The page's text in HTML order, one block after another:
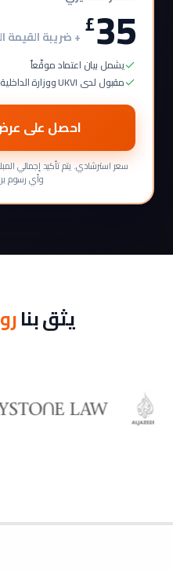
£35 + ضريبة القيمة
يشمل بيان اعتماد موقّعاً
مقبول لدى UKVI ووزارة الداخلية
احصل على
سعر استرشادي. يتم تأكيد إجمالي
وأي رسوم
يثق بنا